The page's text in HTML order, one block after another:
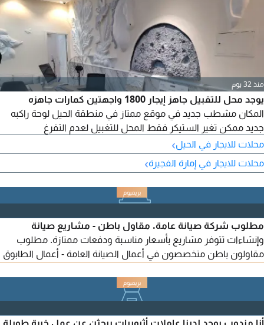
منذ 32 يوم
يوجد محل للتقبيل جاهز إيجار 1800 واجهتين كمارات جاهزه
المكان مشطب جديد في موقع ممتاز في منطقة الحيل لوحة راكبه
جديد ممكن تغير الستيكر فقط المحل للتغبيل لعدم التفرغ
محلات للايجار في الحيل›
محلات للايجار في إمارة الفجيرة›
مطلوب شركة صيانة عامة. مقاول باطن - مشاريع صيانة
وإنشاءات تتوفر مشاريع بأسعار مناسبة ودفعات ممتازة. مطلوب
مقاولون باطن متخصصون في أعمال الصيانة العامة - أعمال الطابوق
التعاون بنظام العمولة بعد استلامك للعقد من الموقع